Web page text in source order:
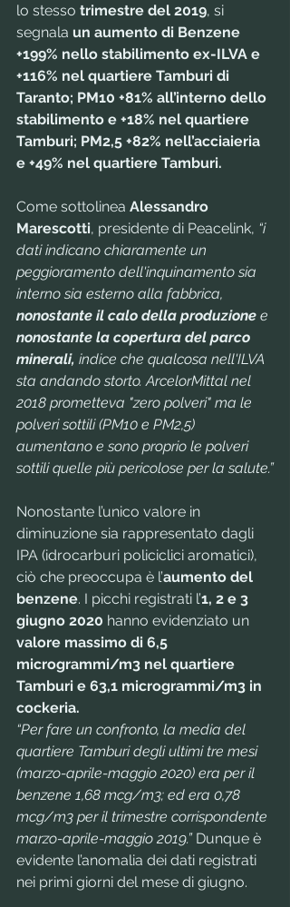
lo stesso trimestre del 2019, si
segnala un aumento di Benzene
+199% nello stabilimento ex-ILVA e
+116% nel quartiere Tamburi di
Taranto; PM10 +81% all’interno dello
stabilimento e +18% nel quartiere
Tamburi; PM2,5 +82% nell’acciaieria
e +49% nel quartiere Tamburi.
Come sottolinea Alessandro
Marescotti, presidente di Peacelink, “i
dati indicano chiaramente un
peggioramento dell'inquinamento sia
interno sia esterno alla fabbrica,
nonostante il calo della produzione e
nonostante la copertura del parco
minerali, indice che qualcosa nell'ILVA
sta andando storto. ArcelorMittal nel
2018 prometteva "zero polveri" ma le
polveri sottili (PM10 e PM2,5)
aumentano e sono proprio le polveri
sottili quelle più pericolose per la salute.”
Nonostante l’unico valore in
diminuzione sia rappresentato dagli
IPA (idrocarburi policiclici aromatici),
ciò che preoccupa è l’aumento del
benzene. I picchi registrati l’1, 2 e 3
giugno 2020 hanno evidenziato un
valore massimo di 6,5
microgrammi/m3 nel quartiere
Tamburi e 63,1 microgrammi/m3 in
cockeria.
“Per fare un confronto, la media del
quartiere Tamburi degli ultimi tre mesi
(marzo-aprile-maggio 2020) era per il
benzene 1,68 mcg/m3; ed era 0,78
mcg/m3 per il trimestre corrispondente
marzo-aprile-maggio 2019.” Dunque è
evidente l’anomalia dei dati registrati
nei primi giorni del mese di giugno.